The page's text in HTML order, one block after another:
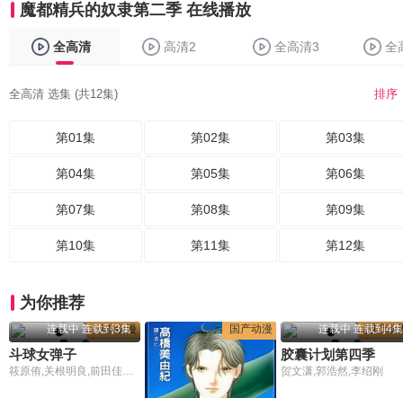
魔都精兵的奴隶第二季 在线播放
全高清 高清2 全高清3 全
全高清 选集 (共12集) 排序
第01集 第02集 第03集
第04集 第05集 第06集
第07集 第08集 第09集
第10集 第11集 第12集
为你推荐
日本动漫
连载中 连载到3集
斗球女弹子
筱原侑,关根明良,前田佳织里,大地叶,中山真奈花
国产动漫 国产动
连载中 连载到4集
胶囊计划第四季
贺文潇,郭浩然,李绍刚